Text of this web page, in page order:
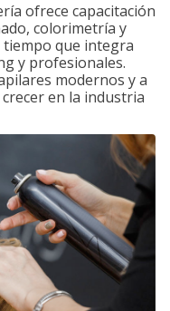
ofrece capacitación
colorimetría y
que integra
y profesionales.
modernos y a
en la industria